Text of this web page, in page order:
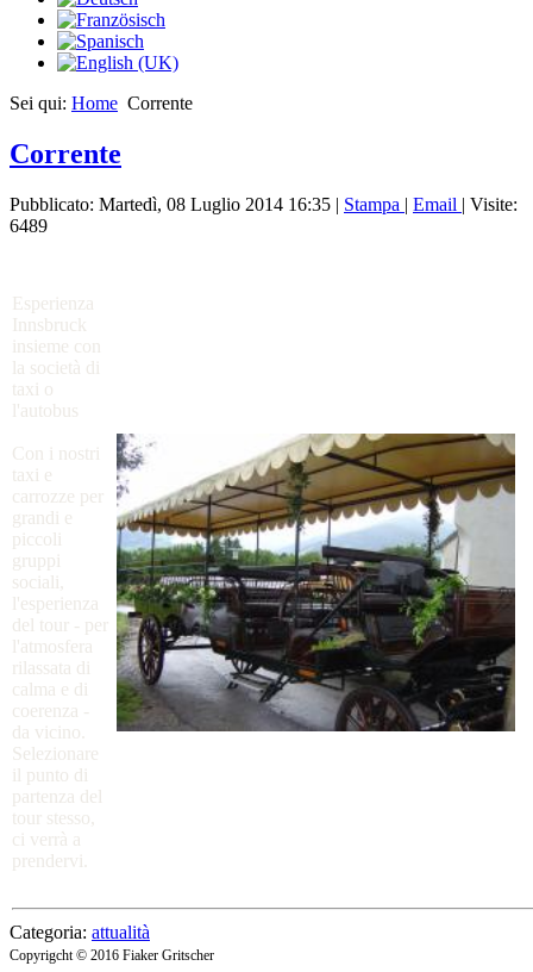
Sei qui: Home Corrente
Corrente
Pubblicato: Martedì, 08 Luglio 2014 16:35 | Stampa | Email | Visite:
6489
Esperienza
Innsbruck
insieme con
la società di
taxi o
l'autobus
Con i nostri
taxi e
carrozze per
grandi e
piccoli
gruppi
sociali,
l'esperienza
del tour - per
l'atmosfera
rilassata di
calma e di
coerenza -
da vicino.
Selezionare
il punto di
partenza del
tour stesso,
ci verrà a
prendervi.
Categoria: attualità
Copyrigcht © 2016 Fiaker Gritscher